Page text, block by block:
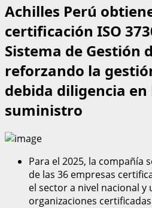
Achilles Perú
certificación ISO
Sistema de Gestión
reforzando la
debida diligencia en
suministro
Para el 2025, la compañía
de las 36 empresas
el sector a nivel nacional y
organizaciones